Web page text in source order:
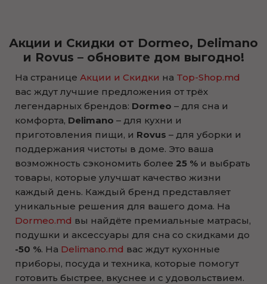
Акции и Скидки от Dormeo, Delimano
и Rovus – обновите дом выгодно!
На странице Акции и Скидки на Top-Shop.md
вас ждут лучшие предложения от трёх
легендарных брендов: Dormeo – для сна и
комфорта, Delimano – для кухни и
приготовления пищи, и Rovus – для уборки и
поддержания чистоты в доме. Это ваша
возможность сэкономить более 25 % и выбрать
товары, которые улучшат качество жизни
каждый день. Каждый бренд представляет
уникальные решения для вашего дома. На
Dormeo.md вы найдёте премиальные матрасы,
подушки и аксессуары для сна со скидками до
-50 %. На Delimano.md вас ждут кухонные
приборы, посуда и техника, которые помогут
готовить быстрее, вкуснее и с удовольствием.